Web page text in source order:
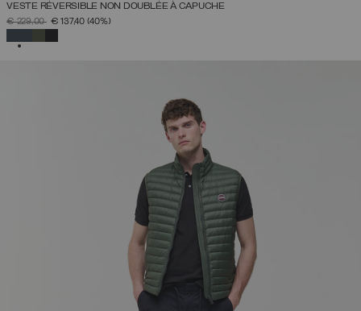
VESTE RÉVERSIBLE NON DOUBLÉE À CAPUCHE
PRIX RÉDUIT DE
€ 229,00À€ 137,40 (40%)